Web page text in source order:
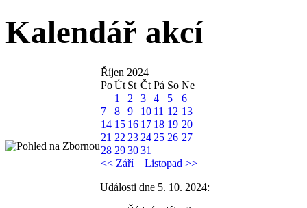
Kalendář akcí
Říjen 2024
PoÚt St Čt Pá So Ne
1
2 3 4 5
6
7
8 9 10 11 12 13
14 15 16 17 18 19 20
21 22 23 24 25 26 27
28 293031
<< Září
Listopad >>
Události dne 5. 10. 2024: